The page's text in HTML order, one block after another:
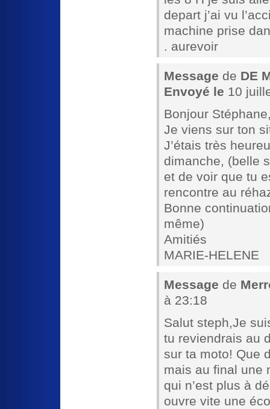
depart j’ai vu
machine prise
. aurevoir
Message de DE
Envoyé le 10
Bonjour
Je viens sur ton
J’étais très
dimanche, (belle
et de voir que tu
rencontre au
Bonne
même)
Amitiés
MARIE-HELENE
Message de
à 23:18
Salut steph,Je
tu reviendrais au
sur ta moto! Que
mais au final une
qui n’est plus à
ouvre vite une